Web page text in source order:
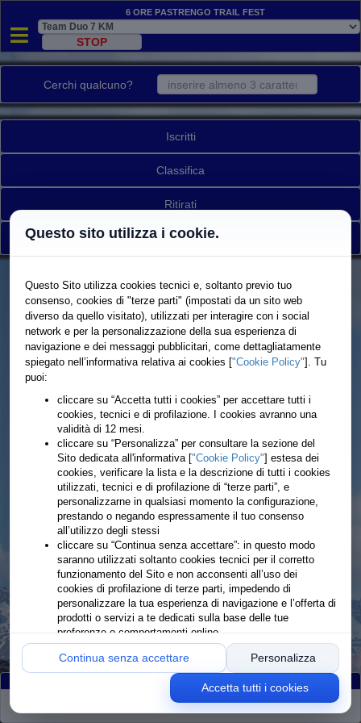
6 Ore Pastrengo Trail Fest
Cerchi qualcuno?
Iscritti
Classifica
Ritirati
Torna a elenco gare
Classificati:100
Questo sito utilizza i cookie.
Questo Sito utilizza cookies tecnici e, soltanto previo tuo
consenso, cookies di "terze parti" (impostati da un sito web
diverso da quello visitato), utilizzati per interagire con i social
network e per la personalizzazione della sua esperienza di
navigazione e dei messaggi pubblicitari, come dettagliatamente
spiegato nell’informativa relativa ai cookies ["Cookie Policy"]. Tu
puoi:
cliccare su “Accetta tutti i cookies” per accettare tutti i
cookies, tecnici e di profilazione. I cookies avranno una
validità di 12 mesi.
cliccare su “Personalizza” per consultare la sezione del
Sito dedicata all'informativa ["Cookie Policy"] estesa dei
cookies, verificare la lista e la descrizione di tutti i cookies
utilizzati, tecnici e di profilazione di “terze parti”, e
personalizzarne in qualsiasi momento la configurazione,
prestando o negando espressamente il tuo consenso
all’utilizzo degli stessi
cliccare su “Continua senza accettare”: in questo modo
saranno utilizzati soltanto cookies tecnici per il corretto
funzionamento del Sito e non acconsenti all’uso dei
cookies di profilazione di terze parti, impedendo di
personalizzare la tua esperienza di navigazione e l’offerta di
prodotti o servizi a te dedicati sulla base delle tue
preferenze o comportamenti online
Continua senza accettare Personalizza
Accetta tutti i cookies